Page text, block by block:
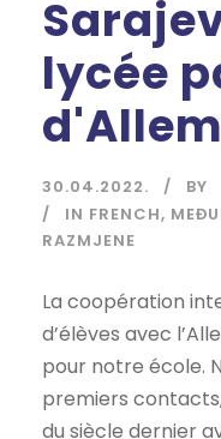
lycée
30.04.2022.
BY
IN FRENCH,
RAZMJENE
La coopération
d’élèves avec
pour notre école.
premiers
du siècle dernier